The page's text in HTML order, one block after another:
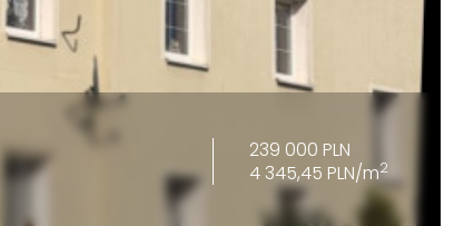
239 000 PLN
4 345,45 PLN/m2